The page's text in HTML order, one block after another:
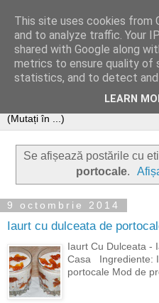
Se afișează postările cu
portocale.
9 octombrie 2014
Iaurt cu dulceata de
Iaurt Cu Dulceata -
Casa Ingrediente:
portocale Mod de
This site uses cookies from
and to analyze traffic. Your
shared with Google along
metrics to ensure quality of
statistics, and to detect and
LEARN